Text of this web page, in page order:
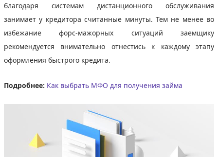
благодаря системам дистанционного обслуживания
занимает у кредитора считанные минуты. Тем не менее во
избежание форс-мажорных ситуаций заемщику
рекомендуется внимательно отнестись к каждому этапу
оформления быстрого кредита.
Подробнее: Как выбрать МФО для получения займа